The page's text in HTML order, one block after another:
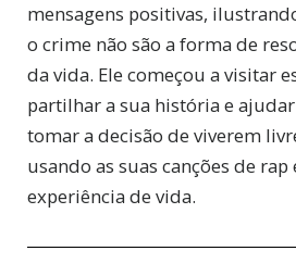
mensagens positivas,
o crime não são a forma de
da vida. Ele começou a visitar
partilhar a sua história e ajudar
tomar a decisão de viverem
usando as suas canções de
experiência de vida.